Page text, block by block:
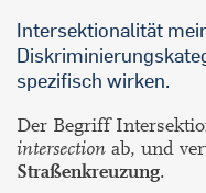
Intersektionalität
spezifisch wirken.
Der Begriff
intersection ab, und
Straßenkreuzung.